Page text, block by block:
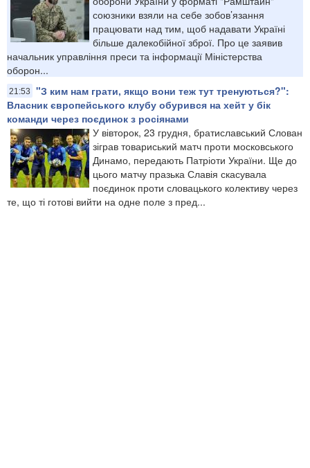
союзники взяли на себе зобов’язання
працювати над тим, щоб надавати Україні
більше далекобійної зброї. Про це заявив
начальник управління преси та інформації Міністерства
оборон...
21:53
"З ким нам грати, якщо вони теж тут тренуються?":
Власник європейського клубу обурився на хейт у бік
команди через поєдинок з росіянами
У вівторок, 23 грудня, братиславський Слован
зіграв товариський матч проти московського
Динамо, передають Патріоти України. Ще до
цього матчу празька Славія скасувала
поєдинок проти словацького колективу через
те, що ті готові вийти на одне поле з пред...